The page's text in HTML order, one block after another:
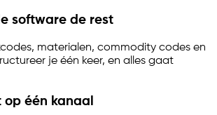
software de rest
materialen, commodity codes en
je één keer, en alles gaat
één kanaal